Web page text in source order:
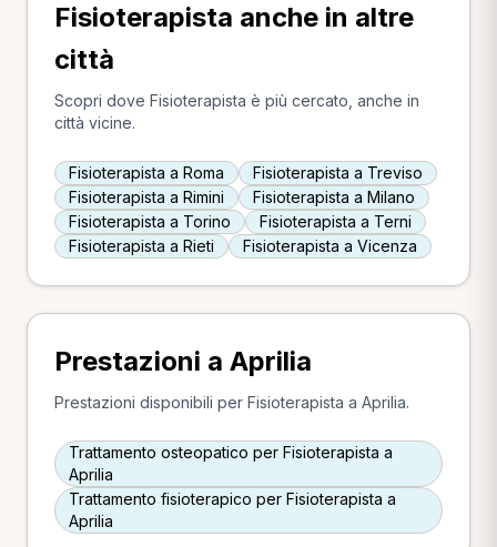
Fisioterapista anche in altre
città
Scopri dove Fisioterapista è più cercato, anche in
città vicine.
Fisioterapista a Roma
Fisioterapista a Treviso
Fisioterapista a Rimini
Fisioterapista a Milano
Fisioterapista a Torino
Fisioterapista a Terni
Fisioterapista a Rieti
Fisioterapista a Vicenza
Prestazioni a Aprilia
Prestazioni disponibili per Fisioterapista a Aprilia.
Trattamento osteopatico per Fisioterapista a
Aprilia
Trattamento fisioterapico per Fisioterapista a
Aprilia